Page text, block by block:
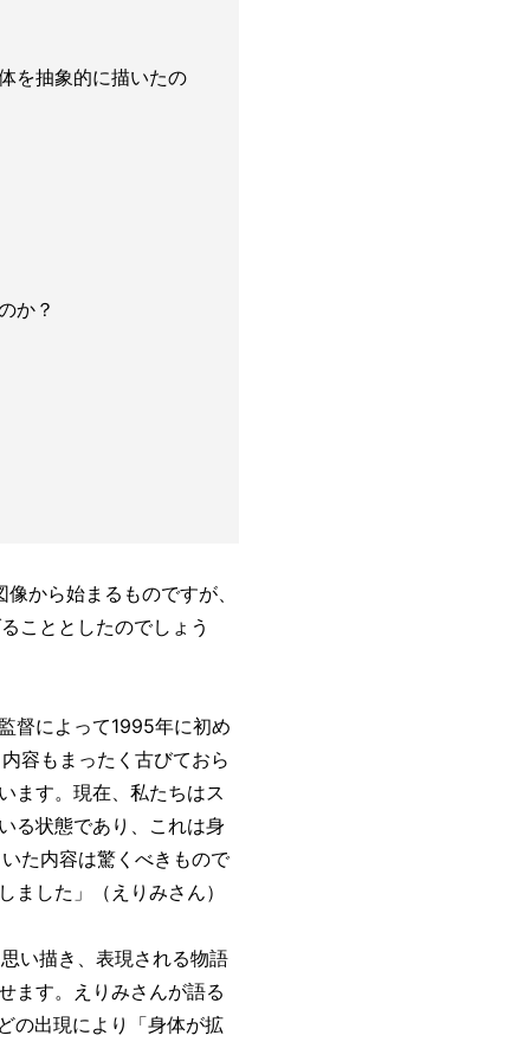
を抽象的に描いたの
か？
から始まるものですが、
こととしたのでしょう
督によって1995年に初め
容もまったく古びておら
ます。現在、私たちはス
る状態であり、これは身
た内容は驚くべきもので
した」（えりみさん）
い描き、表現される物語
ます。えりみさんが語る
の出現により「身体が拡